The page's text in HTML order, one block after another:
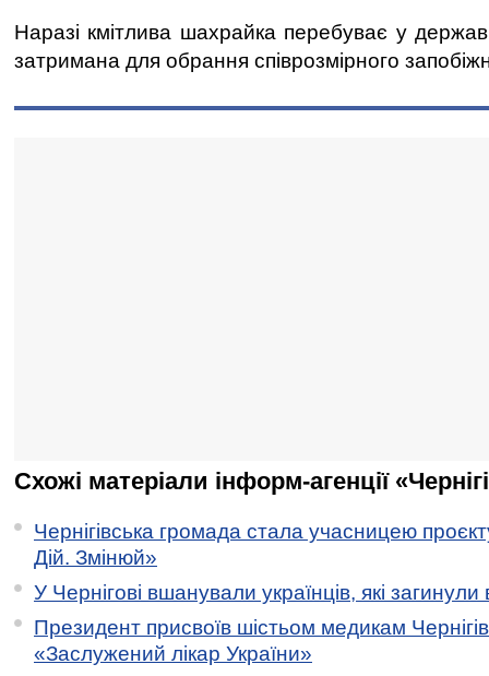
Наразі кмітлива шахрайка перебуває у
затримана для обрання співрозмірного
Схожі матеріали інформ-агенції
Чернігівська громада стала учасницею
Дій. Змінюй»
У Чернігові вшанували українців, які загинули
Президент присвоїв шістьом медикам
«Заслужений лікар України»